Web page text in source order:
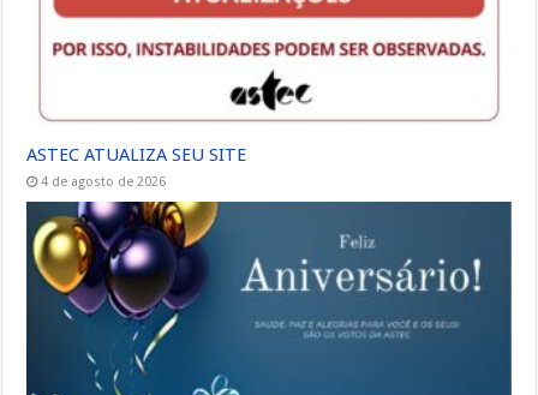
ASTEC ATUALIZA SEU SITE
4 de agosto de 2026